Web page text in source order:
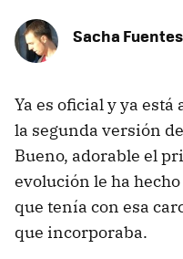
Sacha Fuentes
Ya es oficial y ya está
la segunda versión
Bueno, adorable el
evolución le ha
que tenía con esa
que incorporaba.